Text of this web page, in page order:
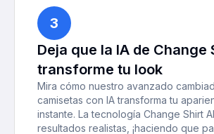
3
Deja que la IA de Change
transforme tu look
Mira cómo nuestro avanzado
camisetas con IA transforma tu
instante. La tecnología Change Shirt
resultados realistas, ¡haciendo que